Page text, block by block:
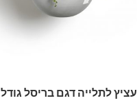
עציץ לתלייה דגם בריסל גודל 33